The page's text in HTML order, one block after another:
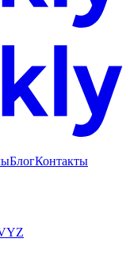
БлогКонтакты
YZ